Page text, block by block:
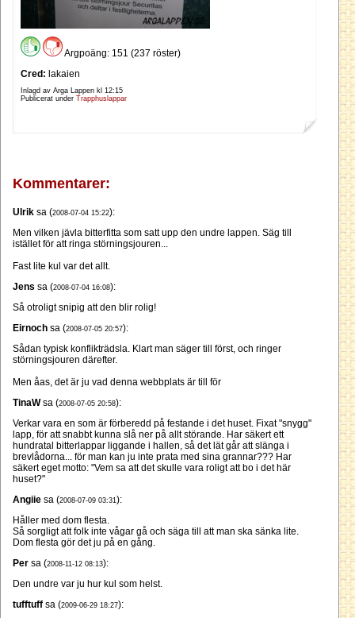
Argpoäng: 151 (237 röster)
Cred: lakaien
Inlagd av Arga Lappen kl 12:15
Publicerat under Trapphuslappar
Kommentarer:
Ulrik sa (2008-07-04 15:22):
Men vilken jävla bitterfitta som satt upp den undre lappen. Säg till
istället för att ringa störningsjouren...
Fast lite kul var det allt.
Jens sa (2008-07-04 16:08):
Så otroligt snipig att den blir rolig!
Eirnoch sa (2008-07-05 20:57):
Sådan typisk konflikträdsla. Klart man säger till först, och ringer
störningsjouren därefter.
Men åas, det är ju vad denna webbplats är till för
TinaWsa (2008-07-05 20:58):
Verkar vara en som är förberedd på festande i det huset. Fixat "snygg"
lapp, för att snabbt kunna slå ner på allt störande. Har säkert ett
hundratal bitterlappar liggande i hallen, så det lät går att slänga i
brevlådorna... för man kan ju inte prata med sina grannar??? Har
säkert eget motto: "Vem sa att det skulle vara roligt att bo i det här
huset?"
Angiie sa (2008-07-09 03:31):
Håller med dom flesta.
Så sorgligt att folk inte vågar gå och säga till att man ska sänka lite.
Dom flesta gör det ju på en gång.
Per sa (2008-11-12 08:13):
Den undre var ju hur kul som helst.
tufftuff sa (2009-06-29 18:27):